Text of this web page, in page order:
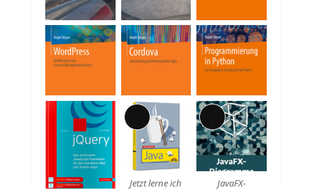
Lange
Beschreibung
Jetzt lerne ich
Lange
Beschreibung
JavaFX-